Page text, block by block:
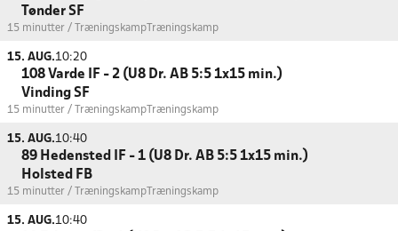
Tønder SF
15 minutter / Træningskamp Træningskamp
15. AUG.10:20
108 Varde IF - 2 (U8 Dr. AB 5:5 1x15 min.)
Vinding SF
15 minutter / Træningskamp Træningskamp
15. AUG.10:40
89 Hedensted IF - 1 (U8 Dr. AB 5:5 1x15 min.)
Holsted FB
15 minutter / Træningskamp Træningskamp
15. AUG.10:40